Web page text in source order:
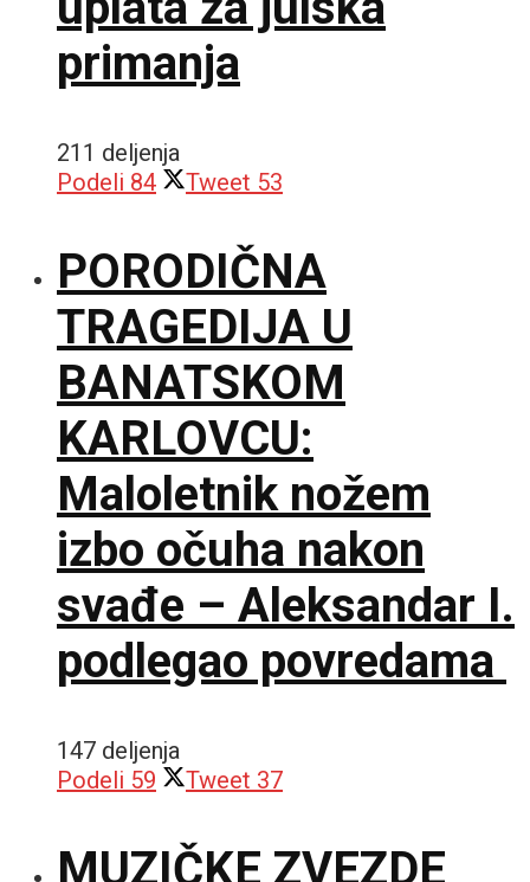
primanja
211 deljenja
Podeli 84 Tweet 53
PORODIČNA
TRAGEDIJA U
BANATSKOM
KARLOVCU:
Maloletnik nožem
izbo očuha nakon
svađe – Aleksandar I.
podlegao povredama
147 deljenja
Podeli 59 Tweet 37
MUZIČKE ZVEZDE